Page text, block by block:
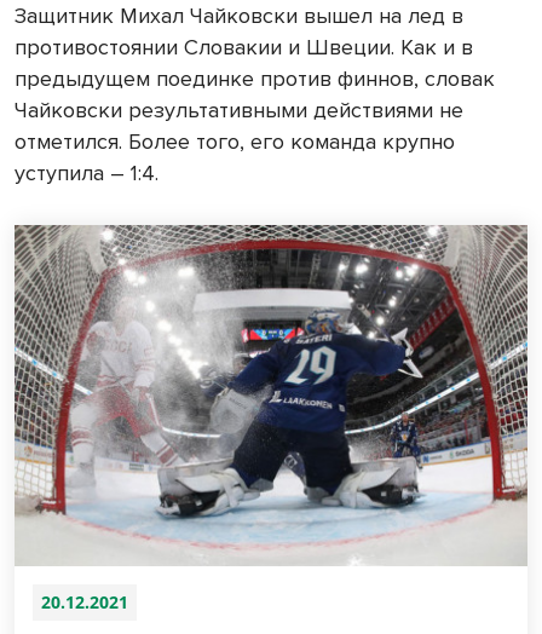
Защитник Михал Чайковски вышел на лед в
противостоянии Словакии и Швеции. Как и в
предыдущем поединке против финнов, словак
Чайковски результативными действиями не
отметился. Более того, его команда крупно
уступила – 1:4.
20.12.2021